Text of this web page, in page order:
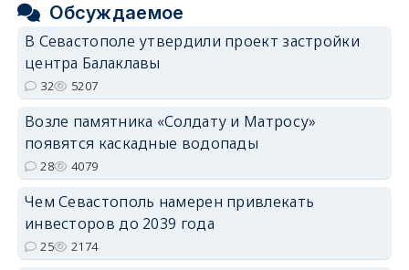
Обсуждаемое
В Севастополе утвердили проект застройки
центра Балаклавы
32 5207
Возле памятника «Солдату и Матросу»
появятся каскадные водопады
28 4079
Чем Севастополь намерен привлекать
инвесторов до 2039 года
25 2174